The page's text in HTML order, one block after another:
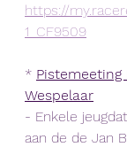
https://
1_CF9509
* Pistemeeting
Wespelaar
- Enkele
aan de de Jan